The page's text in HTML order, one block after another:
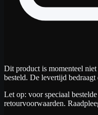
Dit product is momenteel
besteld. De levertijd
Let op: voor speciaal
retourvoorwaarden.